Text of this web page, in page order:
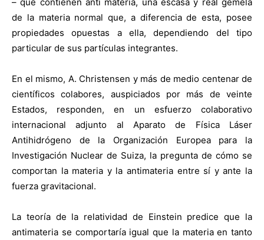
– que contienen anti materia, una escasa y real gemela
de la materia normal que, a diferencia de esta, posee
propiedades opuestas a ella, dependiendo del tipo
particular de sus partículas integrantes.
En el mismo, A. Christensen y más de medio centenar de
científicos colabores, auspiciados por más de veinte
Estados, responden, en un esfuerzo colaborativo
internacional adjunto al Aparato de Física Láser
Antihidrógeno de la Organización Europea para la
Investigación Nuclear de Suiza, la pregunta de cómo se
comportan la materia y la antimateria entre sí y ante la
fuerza gravitacional.
La teoría de la relatividad de Einstein predice que la
antimateria se comportaría igual que la materia en tanto